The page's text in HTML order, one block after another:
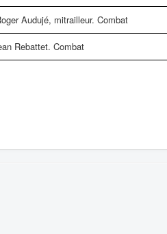
Audujé, mitrailleur. Combat
Rebattet. Combat